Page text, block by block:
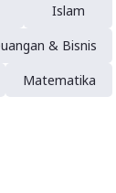
Islam
& Bisnis
Matematika